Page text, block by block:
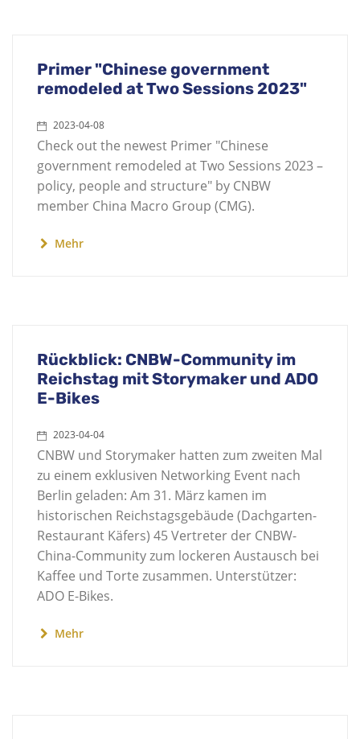
Primer "Chinese government
remodeled at Two Sessions 2023"
2023-04-08
Check out the newest Primer "Chinese
government remodeled at Two Sessions 2023 –
policy, people and structure" by CNBW
member China Macro Group (CMG).
Mehr
Rückblick: CNBW-Community im
Reichstag mit Storymaker und ADO
E-Bikes
2023-04-04
CNBW und Storymaker hatten zum zweiten Mal
zu einem exklusiven Networking Event nach
Berlin geladen: Am 31. März kamen im
historischen Reichstagsgebäude (Dachgarten-
Restaurant Käfers) 45 Vertreter der CNBW-
China-Community zum lockeren Austausch bei
Kaffee und Torte zusammen. Unterstützer:
ADO E-Bikes.
Mehr